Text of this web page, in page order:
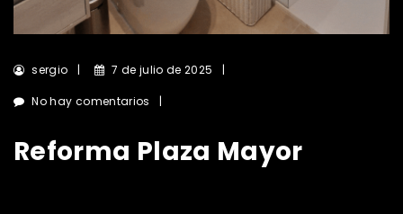
sergio 7 de julio de 2025
No hay comentarios
Reforma Plaza Mayor